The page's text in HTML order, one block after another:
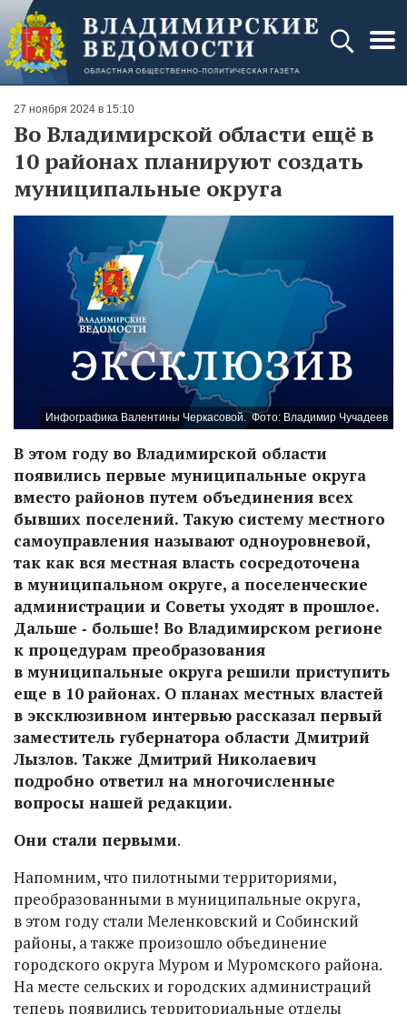
27 ноября 2024 в 15:10
Во Владимирской области ещё в
10 районах планируют создать
муниципальные округа
Инфографика Валентины Черкасовой.Фото: Владимир Чучадеев
В этом году во Владимирской области
появились первые муниципальные округа
вместо районов путем объединения всех
бывших поселений. Такую систему местного
самоуправления называют одноуровневой,
так как вся местная власть сосредоточена
в муниципальном округе, а поселенческие
администрации и Советы уходят в прошлое.
Дальше ‑ больше! Во Владимирском регионе
к процедурам преобразования
в муниципальные округа решили приступить
еще в 10 районах. О планах местных властей
в эксклюзивном интервью рассказал первый
заместитель губернатора области Дмитрий
Лызлов. Также Дмитрий Николаевич
подробно ответил на многочисленные
вопросы нашей редакции.
Они стали первыми.
Напомним, что пилотными территориями,
преобразованными в муниципальные округа,
в этом году стали Меленковский и Собинский
районы, а также произошло объединение
городского округа Муром и Муромского района.
На месте сельских и городских администраций
теперь появились территориальные отделы